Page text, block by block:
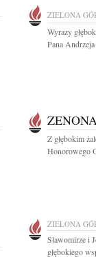
ZIELONA
Wyrazy
Pana
Z głębokim
Honorowego
ZIELONA
Sławomirze i
głębokiego